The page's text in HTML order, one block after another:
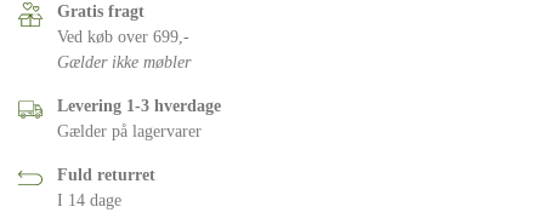
Gratis fragt
Ved køb over 699,-
Gælder ikke møbler
Levering 1-3 hverdage
Gælder på lagervarer
Fuld returret
I 14 dage